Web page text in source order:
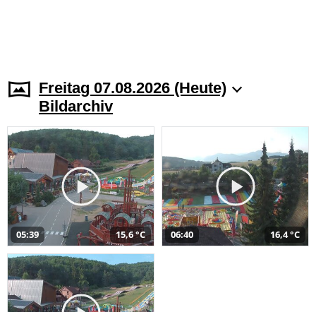
Freitag 07.08.2026 (Heute)
Bildarchiv
05:39 15,6 °C 06:40 16,4 °C